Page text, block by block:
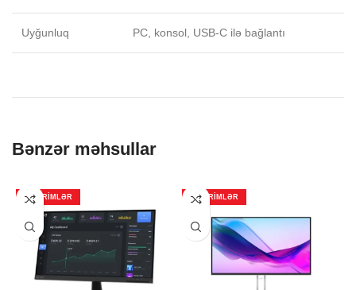
Uyğunluq PC, konsol, USB-C ilə bağlantı
Bənzər məhsullar
ENDIRIMLƏR ENDIRIMLƏR